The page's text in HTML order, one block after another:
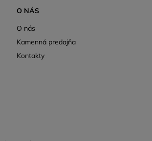
O NÁS
O nás
Kamenná predajňa
Kontakty